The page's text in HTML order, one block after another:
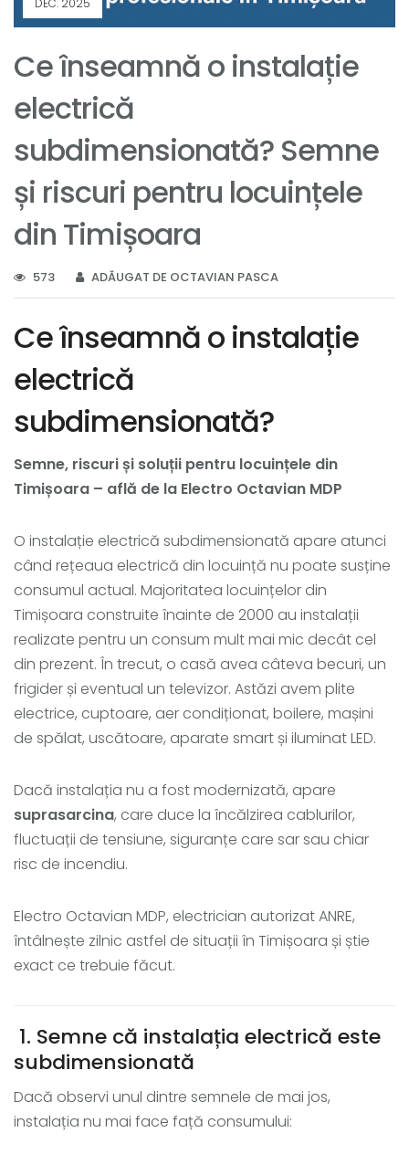
DEC. 2025
Ce înseamnă o instalație
electrică
subdimensionată? Semne
și riscuri pentru locuințele
din Timișoara
573 ADĂUGAT DE OCTAVIAN PASCA
Ce înseamnă o instalație
electrică
subdimensionată?
Semne, riscuri și soluții pentru locuințele din
Timișoara – află de la Electro Octavian MDP
O instalație electrică subdimensionată apare atunci
când rețeaua electrică din locuință nu poate susține
consumul actual. Majoritatea locuințelor din
Timișoara construite înainte de 2000 au instalații
realizate pentru un consum mult mai mic decât cel
din prezent. În trecut, o casă avea câteva becuri, un
frigider și eventual un televizor. Astăzi avem plite
electrice, cuptoare, aer condiționat, boilere, mașini
de spălat, uscătoare, aparate smart și iluminat LED.
Dacă instalația nu a fost modernizată, apare
suprasarcina, care duce la încălzirea cablurilor,
fluctuații de tensiune, siguranțe care sar sau chiar
risc de incendiu.
Electro Octavian MDP, electrician autorizat ANRE,
întâlnește zilnic astfel de situații în Timișoara și știe
exact ce trebuie făcut.
1. Semne că instalația electrică este
subdimensionată
Dacă observi unul dintre semnele de mai jos,
instalația nu mai face față consumului: